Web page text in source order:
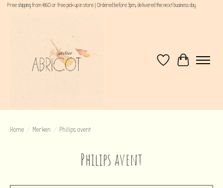
Free shipping from €60 or free pick up in store | Ordered before 3pm, delivered the next business day
VerlanglijstWinkelwagen
Home / Merken / Philips avent
Philips avent